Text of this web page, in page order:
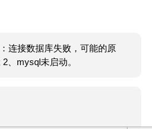
连接数据库失败，可能的原
、mysql未启动。